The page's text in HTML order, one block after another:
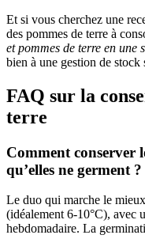
Et si vous cherchez une
des pommes de terre à
et pommes de terre en une
bien à une gestion de stock
FAQ sur la
terre
Comment conserver
qu’elles ne germent ?
Le duo qui marche le
(idéalement 6-10°C), avec
hebdomadaire. La